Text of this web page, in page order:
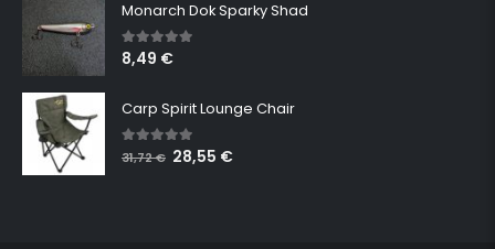
Monarch Dok Sparky Shad
5.00 out of 5
8,49 €
Carp Spirit Lounge Chair
5.00 out of 5
31,72€ 28,55 €